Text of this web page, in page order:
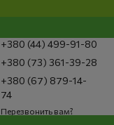
+380 (44) 499-91-80
+380 (73) 361-39-28
+380 (67) 879-14-
74
Перезвонить вам?